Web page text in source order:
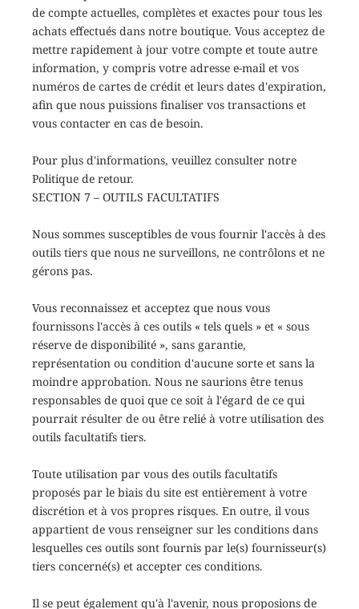
de compte actuelles, complètes et exactes pour tous les
achats effectués dans notre boutique. Vous acceptez de
mettre rapidement à jour votre compte et toute autre
information, y compris votre adresse e-mail et vos
numéros de cartes de crédit et leurs dates d'expiration,
afin que nous puissions finaliser vos transactions et
vous contacter en cas de besoin.
Pour plus d'informations, veuillez consulter notre
Politique de retour.
SECTION 7 – OUTILS FACULTATIFS
Nous sommes susceptibles de vous fournir l'accès à des
outils tiers que nous ne surveillons, ne contrôlons et ne
gérons pas.
Vous reconnaissez et acceptez que nous vous
fournissons l'accès à ces outils « tels quels » et « sous
réserve de disponibilité », sans garantie,
représentation ou condition d'aucune sorte et sans la
moindre approbation. Nous ne saurions être tenus
responsables de quoi que ce soit à l'égard de ce qui
pourrait résulter de ou être relié à votre utilisation des
outils facultatifs tiers.
Toute utilisation par vous des outils facultatifs
proposés par le biais du site est entièrement à votre
discrétion et à vos propres risques. En outre, il vous
appartient de vous renseigner sur les conditions dans
lesquelles ces outils sont fournis par le(s) fournisseur(s)
tiers concerné(s) et accepter ces conditions.
Il se peut également qu'à l'avenir, nous proposions de